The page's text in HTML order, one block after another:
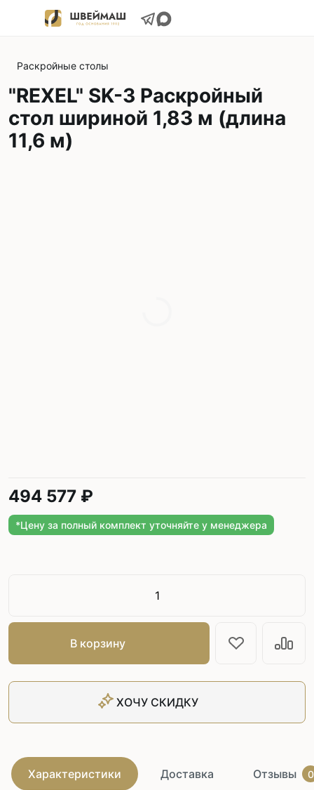
Раскройные столы
"REXEL" SK-3 Раскройный
стол шириной 1,83 м (длина
11,6 м)
494 577 ₽
*Цену за полный комплект уточняйте у менеджера
В корзину
ХОЧУ СКИДКУ
Характеристики Доставка Отзывы 0